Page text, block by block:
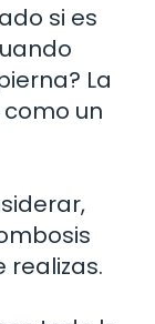
si es
La
un